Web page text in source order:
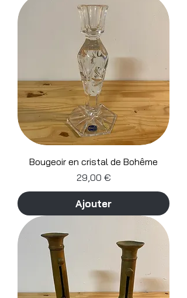
Bougeoir en cristal de Bohême
Prix
29,00 €
Ajouter